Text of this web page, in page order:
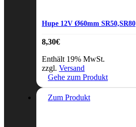
Hupe 12V Ø60mm SR50,SR80
8,30€
Enthält 19% MwSt.
zzgl. Versand
Gehe zum Produkt
Zum Produkt